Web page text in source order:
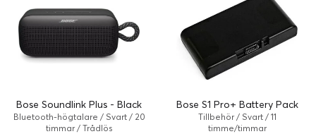
Bose Soundlink Plus - Black
Bluetooth-högtalare / Svart / 20
timmar / Trådlös
Bose S1 Pro+ Battery Pack
Tillbehör / Svart / 11
timme/timmar